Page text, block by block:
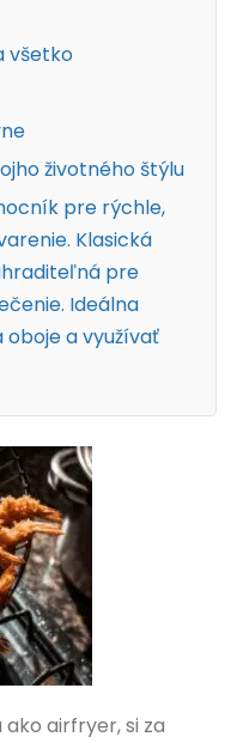
všetko
životného štýlu
pre rýchle,
Klasická
pre
Ideálna
a využívať
airfryer, si za